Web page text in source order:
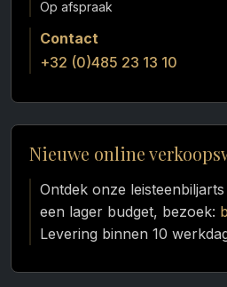
Contact
+32 (0)485 23 13 10
Nieuwe online
Ontdek onze
een lager budget, bezoek:
Levering binnen 10